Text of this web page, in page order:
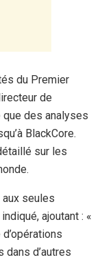
du Premier
de
que des analyses
BlackCore.
sur les
aux seules
ajoutant : «
dans d’autres